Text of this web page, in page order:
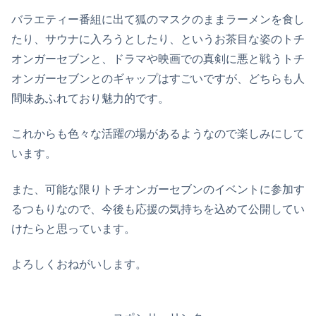
バラエティー番組に出て狐のマスクのままラーメンを食し
たり、サウナに入ろうとしたり、というお茶目な姿のトチ
オンガーセブンと、ドラマや映画での真剣に悪と戦うトチ
オンガーセブンとのギャップはすごいですが、どちらも人
間味あふれており魅力的です。
これからも色々な活躍の場があるようなので楽しみにして
います。
また、可能な限りトチオンガーセブンのイベントに参加す
るつもりなので、今後も応援の気持ちを込めて公開してい
けたらと思っています。
よろしくおねがいします。